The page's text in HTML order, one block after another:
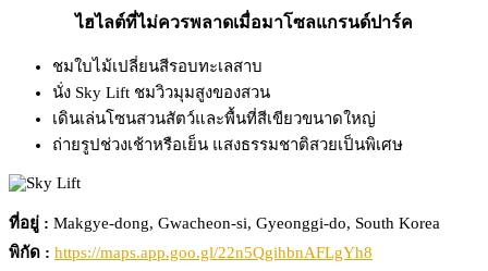
ไฮไลต์ที่ไม่ควรพลาดเมื่อมาโซลแกรนด์ปาร์ค
ชมใบไม้เปลี่ยนสีรอบทะเลสาบ
นั่ง Sky Lift ชมวิวมุมสูงของสวน
เดินเล่นโซนสวนสัตว์และพื้นที่สีเขียวขนาดใหญ่
ถ่ายรูปช่วงเช้าหรือเย็น แสงธรรมชาติสวยเป็นพิเศษ
ที่อยู่ : Makgye-dong, Gwacheon-si, Gyeonggi-do, South Korea
พิกัด : https://maps.app.goo.gl/22n5QgihbnAFLgYh8